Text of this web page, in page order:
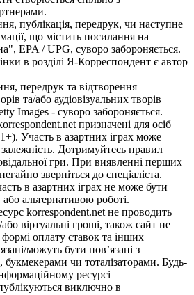
публікація, передрук, чи наступне
що містить посилання на
EPA / UPG, суворо забороняється.
в розділі Я-Корреспондент є автор
передрук та відтворення
та/або аудіовізуальних творів
Images - суворо забороняється.
призначені для осіб
Участь в азартних іграх може
Дотримуйтесь правил
гри. При виявленні перших
зверніться до спеціаліста.
в азартних іграх не може бути
альтернативою роботі.
korrespondent.net не проводить
або віртуальні гроші, також сайт не
оплату ставок та інших
можуть бути пов’язані з
букмекерами чи тоталізаторами. Будь-
ресурсі
виключно в